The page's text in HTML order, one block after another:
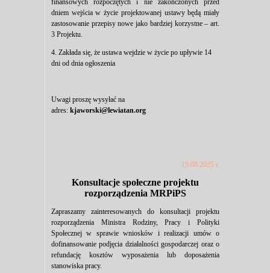
finansowych rozpoczętych i nie zakończonych przed
dniem wejścia w życie projektowanej ustawy będą miały
zastosowanie przepisy nowe jako bardziej korzystne – art.
3 Projektu.
4. Zakłada się, że ustawa wejdzie w życie po upływie 14
dni od dnia ogłoszenia
Uwagi proszę wysyłać na
adres: kjaworski@lewiatan.org
19.08.2025 r.
Konsultacje społeczne projektu
rozporządzenia MRPiPS
Zapraszamy zainteresowanych do konsultacji projektu
rozporządzenia Ministra Rodziny, Pracy i Polityki
Społecznej w sprawie wniosków i realizacji umów o
dofinansowanie podjęcia działalności gospodarczej oraz o
refundację kosztów wyposażenia lub doposażenia
stanowiska pracy.